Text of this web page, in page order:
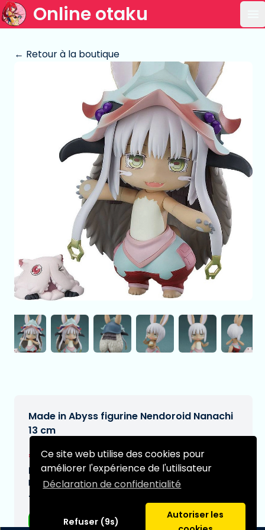
Ce site web utilise des cookies pour
améliorer l'expérience de l'utilisateur
Déclaration de confidentialité
Refuser (9s)
Autoriser les
Online otaku
← Retour à la boutique
Made in Abyss figurine Nendoroid Nanachi
13 cm
€62,95 [Sous réserve de modifications]
Date de livraison prévue:
N/A
Type:
Figurines d'anime